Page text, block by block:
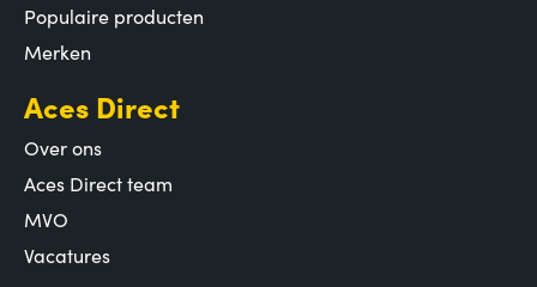
Populaire producten
Merken
Aces Direct
Over ons
Aces Direct team
MVO
Vacatures